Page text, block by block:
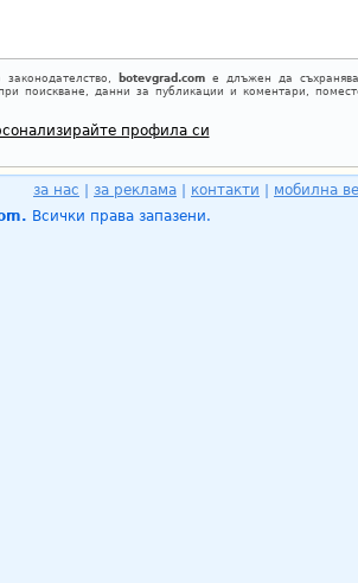
botevgrad.comе длъжен да
поискване, данни за публикации и коментари,
профила си
за нас за реклама контакти
мобилна
Всички права запазени.